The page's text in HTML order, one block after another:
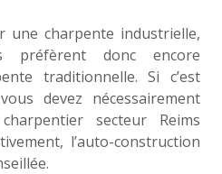
une charpente industrielle,
préfèrent donc encore
traditionnelle. Si c’est
devez nécessairement
secteur Reims
l’auto-construction